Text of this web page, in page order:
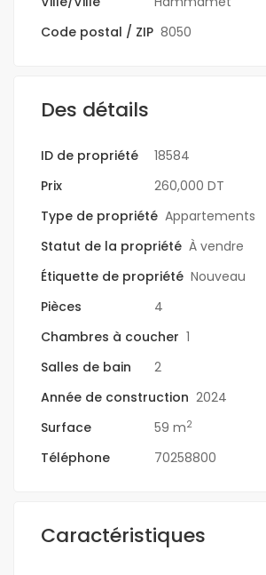
Code postal / ZIP 8050
Des détails
ID de propriété
18584
Prix
260,000 DT
Type de propriété Appartements
Statut de la propriété À vendre
Étiquette de propriété Nouveau
Pièces
4
Chambres à coucher 1
Salles de bain
2
Année de construction 2024
Surface
59 m2
Téléphone 70258800
Caractéristiques